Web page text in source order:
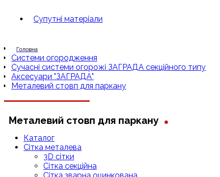
Супутні матеріали
Головна
Системи огородження
Сучасні системи огорожі ЗАГРАДА секційного типу
Аксесуари "ЗАГРАДА"
Металевий стовп для паркану
Металевий стовп для паркану .
Каталог
Сітка металева
3D сітки
Сітка секційна